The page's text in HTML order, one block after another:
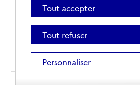
Peut-on rendre visite quand on
une personne âgée en maison
Je suis veuve. Dois-je participer
d’hébergement en EHPAD de
parents ?
Tout accepter
Tout refuser
Personnaliser